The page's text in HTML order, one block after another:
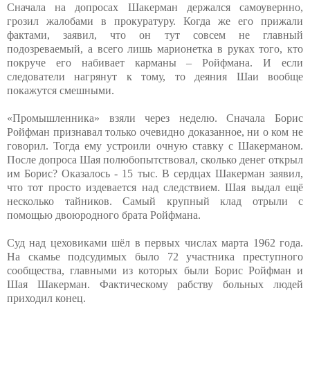
Сначала на допросах Шакерман держался самоувернно,
грозил жалобами в прокуратуру. Когда же его прижали
фактами, заявил, что он тут совсем не главный
подозреваемый, а всего лишь марионетка в руках того, кто
покруче его набивает карманы – Ройфмана. И если
следователи нагрянут к тому, то деяния Шаи вообще
покажутся смешными.
«Промышленника» взяли через неделю. Сначала Борис
Ройфман признавал только очевидно доказанное, ни о ком не
говорил. Тогда ему устроили очную ставку с Шакерманом.
После допроса Шая полюбопытствовал, сколько денег открыл
им Борис? Оказалось - 15 тыс. В сердцах Шакерман заявил,
что тот просто издевается над следствием. Шая выдал ещё
несколько тайников. Самый крупный клад отрыли с
помощью двоюродного брата Ройфмана.
Суд над цеховиками шёл в первых числах марта 1962 года.
На скамье подсудимых было 72 участника преступного
сообщества, главными из которых были Борис Ройфман и
Шая Шакерман. Фактическому рабству больных людей
приходил конец.